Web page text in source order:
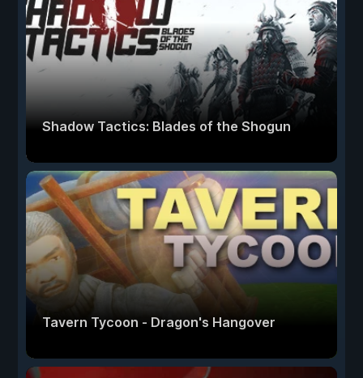
Shadow Tactics: Blades of the Shogun
Tavern Tycoon - Dragon's Hangover